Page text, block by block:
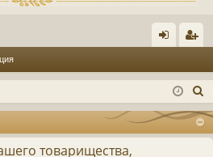
д ис
ац
товарищества,